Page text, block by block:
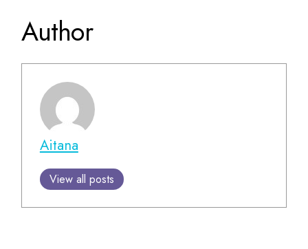
Author
Aitana
View all posts